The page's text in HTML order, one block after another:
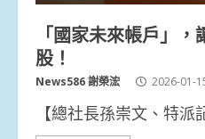
「國家未來帳戶」
股！
News586 謝榮浤 2026-01-
【總社長孫崇文、特